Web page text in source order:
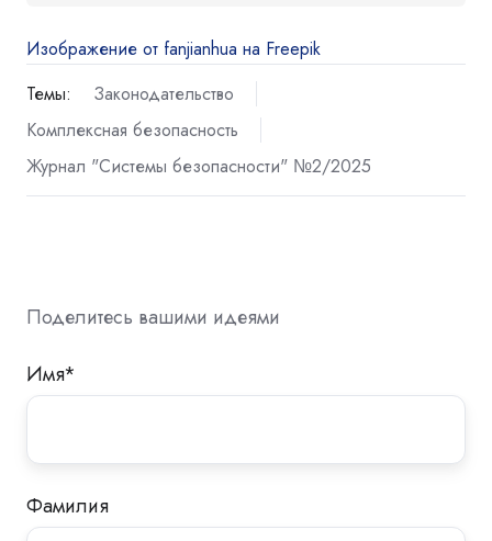
Изображение от fanjianhua на Freepik
Темы:
Законодательство
Комплексная безопасность
Журнал "Системы безопасности" №2/2025
Поделитесь вашими идеями
Имя*
Фамилия